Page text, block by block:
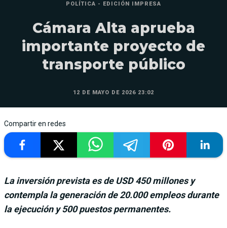
POLÍTICA - EDICIÓN IMPRESA
Cámara Alta aprueba
importante proyecto de
transporte público
12 DE MAYO DE 2026 23:02
Compartir en redes
La inversión prevista es de USD 450 millones y
contempla la generación de 20.000 empleos durante
la ejecución y 500 puestos permanentes.